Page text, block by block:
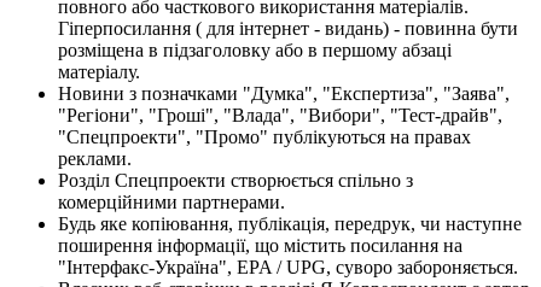
повного або часткового використання матеріалів.
Гіперпосилання ( для інтернет - видань) - повинна бути
розміщена в підзаголовку або в першому абзаці
матеріалу.
Новини з позначками "Думка", "Експертиза", "Заява",
"Регіони", "Гроші", "Влада", "Вибори", "Тест-драйв",
"Спецпроекти", "Промо" публікуються на правах
реклами.
Розділ Спецпроекти створюється спільно з
комерційними партнерами.
Будь яке копіювання, публікація, передрук, чи наступне
поширення інформації, що містить посилання на
"Інтерфакс-Україна", EPA / UPG, суворо забороняється.